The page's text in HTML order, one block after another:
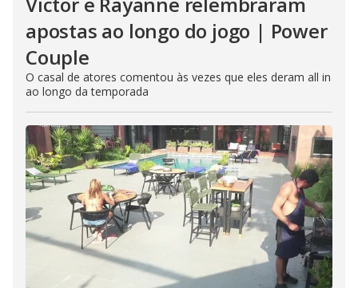
apostas ao longo do jogo | Power
Couple
O casal de atores comentou às vezes que eles deram all in
ao longo da temporada